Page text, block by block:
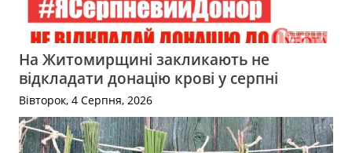
На Житомирщині закликають не
відкладати донацію крові у серпні
Вівторок, 4 Серпня, 2026